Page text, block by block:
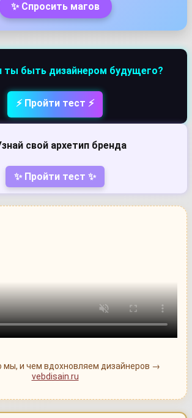
✨ Спросить магов
ты быть дизайнером будущего?
⚡ Пройти тест ⚡
свой архетип бренда
✨ Пройти тест ✨
мы, и чем вдохновляем дизайнеров →
vebdisain.ru